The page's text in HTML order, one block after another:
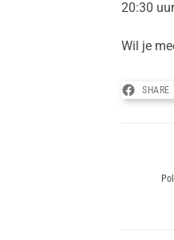
20:30
Wil je
SHARE